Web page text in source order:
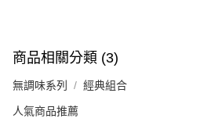
商品相關分類 (3)
無調味系列 經典組合
人氣商品推薦